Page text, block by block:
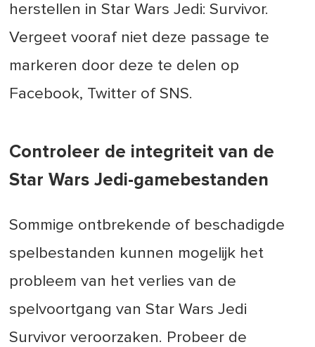
herstellen in Star Wars Jedi: Survivor.
Vergeet vooraf niet deze passage te
markeren door deze te delen op
Facebook, Twitter of SNS.
Controleer de integriteit van de
Star Wars Jedi-gamebestanden
Sommige ontbrekende of beschadigde
spelbestanden kunnen mogelijk het
probleem van het verlies van de
spelvoortgang van Star Wars Jedi
Survivor veroorzaken. Probeer de